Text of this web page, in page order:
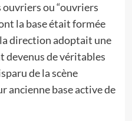
ou “ouvriers
la base était formée
direction adoptait une
devenus de véritables
de la scène
ancienne base active de